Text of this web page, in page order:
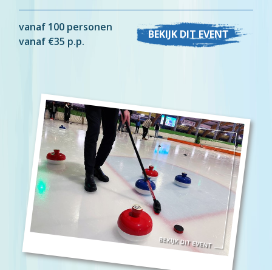
vanaf 100 personen
vanaf €35 p.p.
BEKIJK DIT EVENT